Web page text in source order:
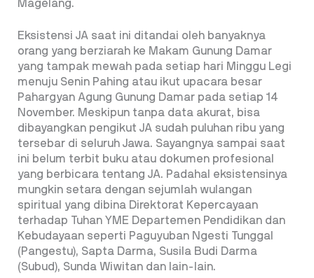
Magelang.
Eksistensi JA saat ini ditandai oleh banyaknya
orang yang berziarah ke Makam Gunung Damar
yang tampak mewah pada setiap hari Minggu Legi
menuju Senin Pahing atau ikut upacara besar
Pahargyan Agung Gunung Damar pada setiap 14
November. Meskipun tanpa data akurat, bisa
dibayangkan pengikut JA sudah puluhan ribu yang
tersebar di seluruh Jawa. Sayangnya sampai saat
ini belum terbit buku atau dokumen profesional
yang berbicara tentang JA. Padahal eksistensinya
mungkin setara dengan sejumlah wulangan
spiritual yang dibina Direktorat Kepercayaan
terhadap Tuhan YME Departemen Pendidikan dan
Kebudayaan seperti Paguyuban Ngesti Tunggal
(Pangestu), Sapta Darma, Susila Budi Darma
(Subud), Sunda Wiwitan dan lain-lain.